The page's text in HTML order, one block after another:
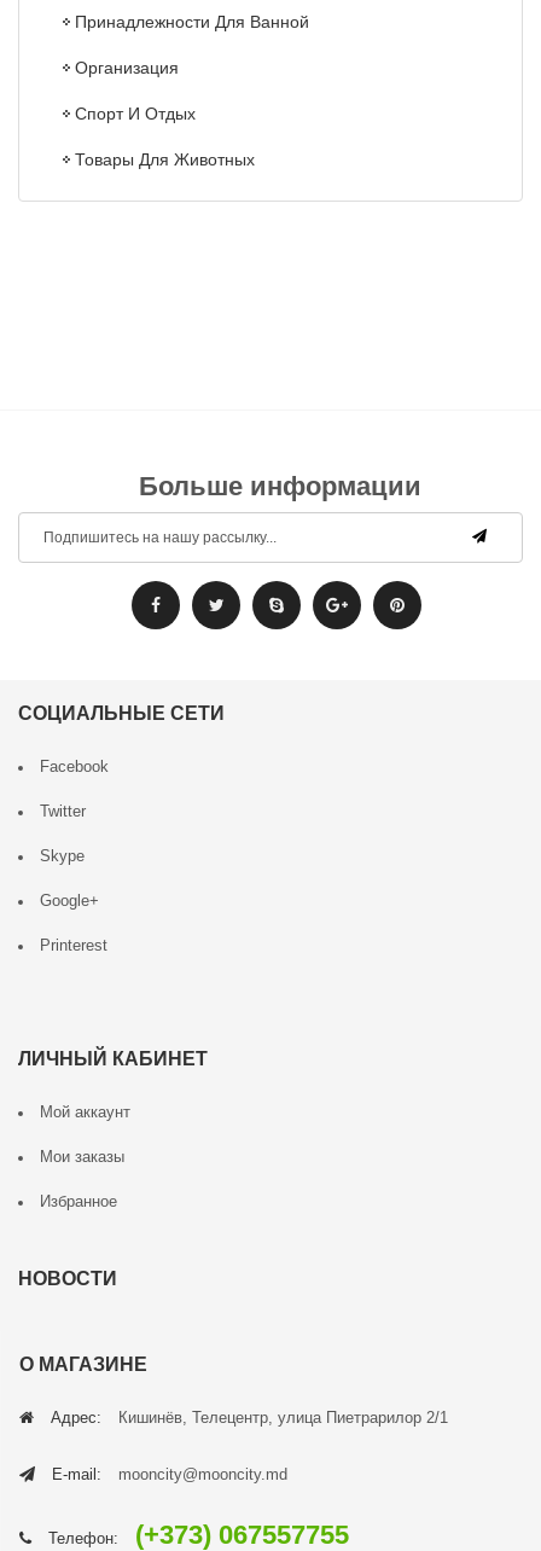
Принадлежности Для Ванной
Организация
Спорт И Отдых
Товары Для Животных
Больше информации
СОЦИАЛЬНЫЕ СЕТИ
Facebook
Twitter
Skype
Google+
Printerest
ЛИЧНЫЙ КАБИНЕТ
Мой аккаунт
Мои заказы
Избранное
НОВОСТИ
О МАГАЗИНЕ
Адрес: Кишинёв, Телецентр, улица Пиетрарилор 2/1
E-mail: mooncity@mooncity.md
Телефон: (+373) 067557755